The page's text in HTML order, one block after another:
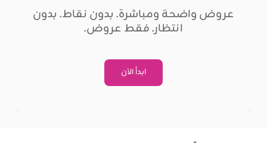
عروض واضحة ومباشرة. بدون نقاط. بدون
انتظار. فقط عروض.​
ابدأ الآن